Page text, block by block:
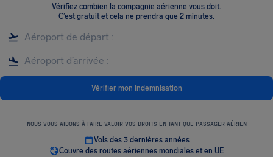
Vérifiez combien la compagnie aérienne vous doit.
C’est gratuit et cela ne prendra que 2 minutes.
Vérifier mon indemnisation
NOUS VOUS AIDONS À FAIRE VALOIR VOS DROITS EN TANT QUE PASSAGER AÉRIEN
Vols des 3 dernières années
Couvre des routes aériennes mondiales et en UE